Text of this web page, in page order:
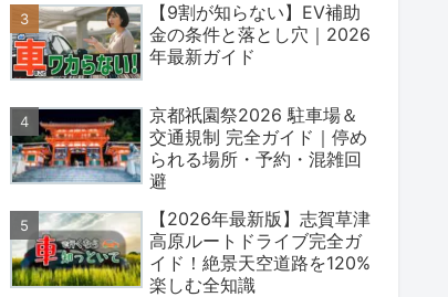
【9割が知らない】EV補助
金の条件と落とし穴｜2026
年最新ガイド
京都祇園祭2026 駐車場＆
交通規制 完全ガイド｜停め
られる場所・予約・混雑回
避
【2026年最新版】志賀草津
高原ルートドライブ完全ガ
イド！絶景天空道路を120%
楽しむ全知識